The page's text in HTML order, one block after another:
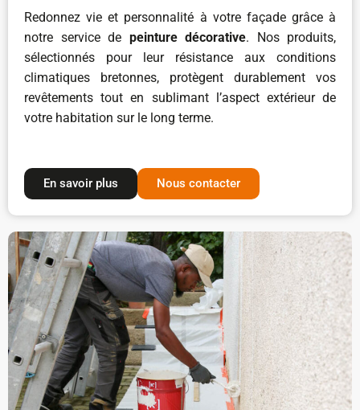
Redonnez vie et personnalité à votre façade grâce à
notre service de peinture décorative. Nos produits,
sélectionnés pour leur résistance aux conditions
climatiques bretonnes, protègent durablement vos
revêtements tout en sublimant l’aspect extérieur de
votre habitation sur le long terme.
En savoir plus Nous contacter